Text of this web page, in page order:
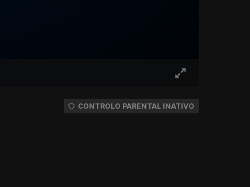
CONTROLO PARENTAL INATIVO